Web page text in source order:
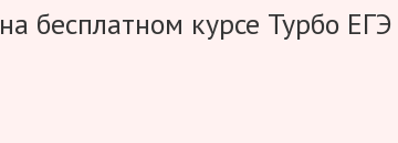
на бесплатном курсе Турбо ЕГЭ